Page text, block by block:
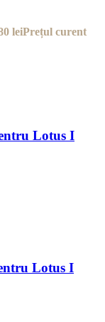
leiPrețul curent
Lotus I
Lotus I